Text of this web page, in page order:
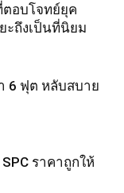
อบโจทย์ยุค
ะถึงเป็นที่นิยม
6 ฟุต หลับสบาย
SPC ราคาถูกให้